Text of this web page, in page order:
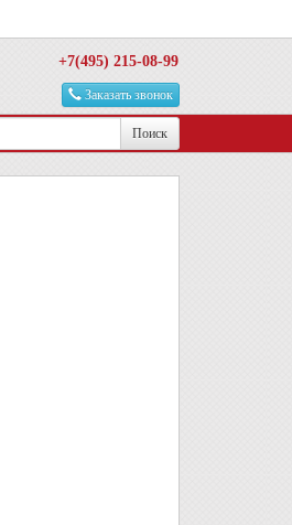
+7(495) 215-08-99
Заказать звонок
Поиск